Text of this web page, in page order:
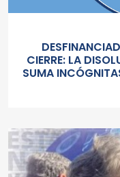
CIERRE: LA
SUMA